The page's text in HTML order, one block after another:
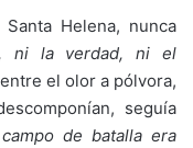
Helena, nunca
ni la verdad, ni el
el olor a pólvora,
seguía
de batalla era